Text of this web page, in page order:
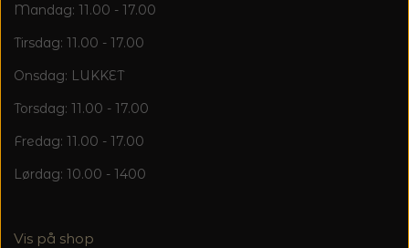
Mandag: 11.00 - 17.00
Tirsdag: 11.00 - 17.00
Onsdag: LUKKET
Torsdag: 11.00 - 17.00
Fredag: 11.00 - 17.00
Lørdag: 10.00 - 1400
Vis på shop